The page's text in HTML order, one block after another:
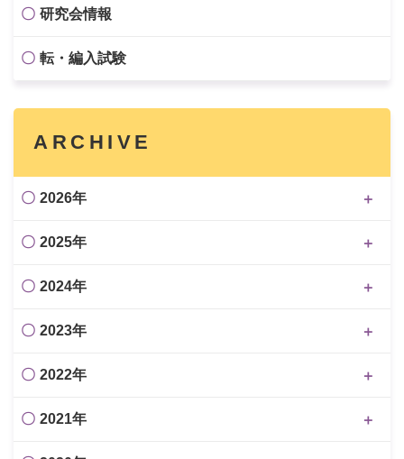
研究会情報
転・編入試験
ARCHIVE
2026年
2025年
2024年
2023年
2022年
2021年